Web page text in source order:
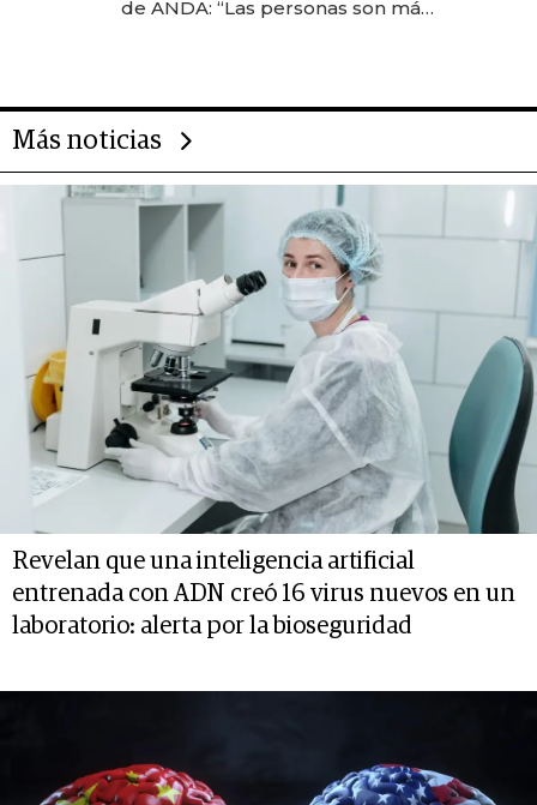
de ANDA: “Las personas son más
Más noticias
Revelan que una inteligencia artificial
entrenada con ADN creó 16 virus nuevos en un
laboratorio: alerta por la bioseguridad